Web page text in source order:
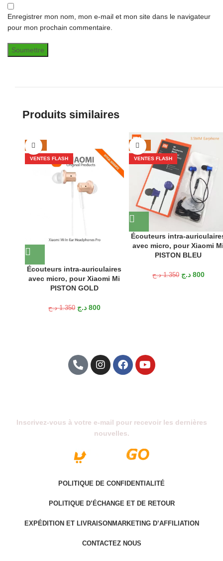
Enregistrer mon nom, mon e-mail et mon site dans le navigateur
pour mon prochain commentaire.
Produits similaires
-41%
VENTES FLASH
Écouteurs intra-auriculaires
avec micro, pour Xiaomi Mi
PISTON GOLD
1.350 د.ج 800 د.ج
-41%
VENTES FLASH
Écouteurs intra-
avec micro, pour Xiaomi
PISTON BLEU
1.350 د.ج 800 د.ج
Inscrivez-vous à votre e-mail pour recevoir les dernières
nouvelles.
POLITIQUE DE CONFIDENTIALITÉ
POLITIQUE D’ÉCHANGE ET DE RETOUR
EXPÉDITION ET LIVRAISONMARKETING D’AFFILIATION
CONTACTEZ NOUS